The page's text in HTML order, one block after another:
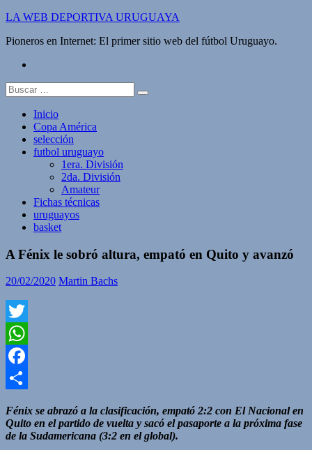
Saltar
contenido
LA WEB DEPORTIVA URUGUAYA
Pioneros en Internet: El primer sitio web del fútbol Uruguayo.
Buscar:
Inicio
Copa América
selección
futbol uruguayo
1era. División
2da. División
Amateur
Fichas técnicas
uruguayos
basket
A Fénix le sobró altura, empató en Quito y avanzó
20/02/2020 Martin Bachs
Twitter
WhatsApp
Facebook
Fénix se abrazó a la clasificación, empató 2:2 con El Nacional en
Quito en el partido de vuelta y sacó el pasaporte a la próxima fase
de la Sudamericana (3:2 en el global).